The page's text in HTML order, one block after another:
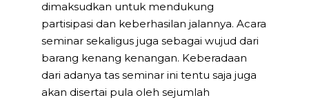
dimaksudkan untuk mendukung
partisipasi dan keberhasilan jalannya. Acara
seminar sekaligus juga sebagai wujud dari
barang kenang kenangan. Keberadaan
dari adanya tas seminar ini tentu saja juga
akan disertai pula oleh sejumlah